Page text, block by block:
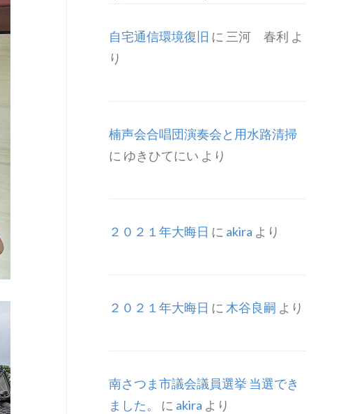
自宅通信環境復旧 に 三河 春利 よ
り
楠声会合唱団演奏会と用水路清掃
に ゆきひてにい より
２０２１年大晦日 に akira より
２０２１年大晦日 に 木谷良嗣 より
南さつま市議会議員選挙 当選でき
ました。
に akira より